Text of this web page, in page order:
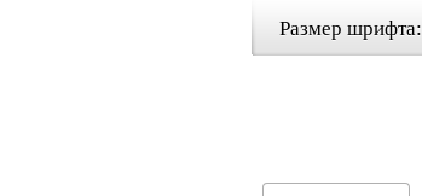
Размер шрифта: